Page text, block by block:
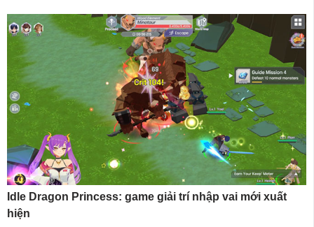
Idle Dragon Princess: game giải trí nhập vai mới xuất
hiện